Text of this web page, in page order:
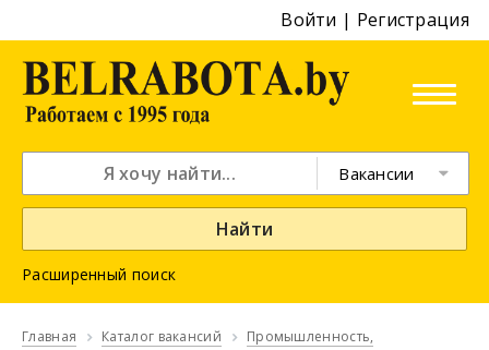
Войти | Регистрация
Вакансии
Найти
Расширенный поиск
Главная Каталог вакансий
Промышленность,